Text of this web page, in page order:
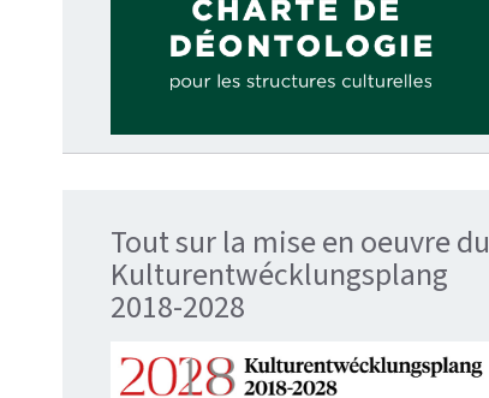
Tout sur la mise en oeuvre du
Kulturentwécklungsplang
2018-2028